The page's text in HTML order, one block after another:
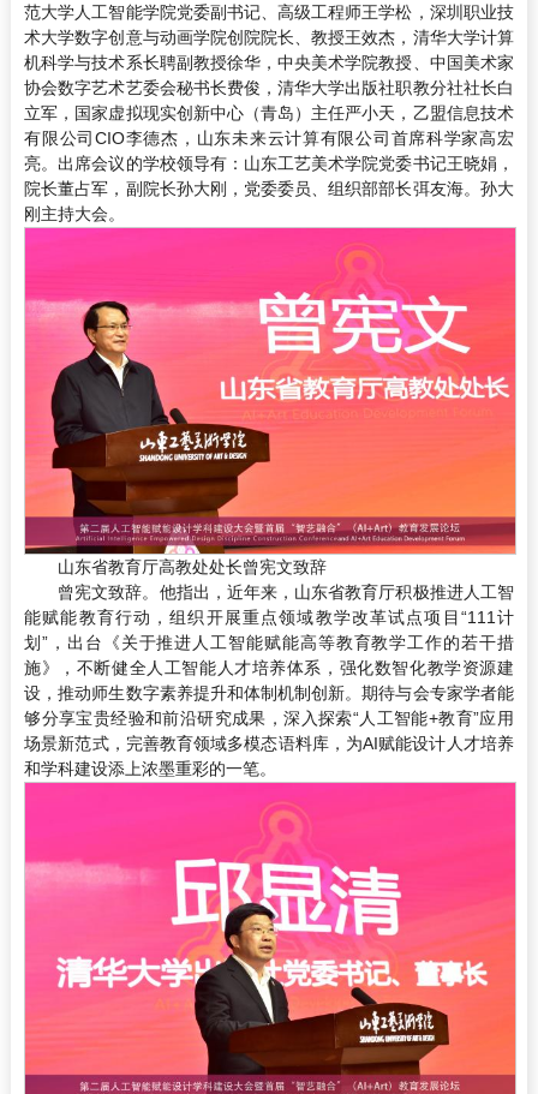
范大学人工智能学院党委副书记、高级工程师王学松，深圳职业技
术大学数字创意与动画学院创院院长、教授王效杰，清华大学计算
机科学与技术系长聘副教授徐华，中央美术学院教授、中国美术家
协会数字艺术艺委会秘书长费俊，清华大学出版社职教分社社长白
立军，国家虚拟现实创新中心（青岛）主任严小天，乙盟信息技术
有限公司CIO李德杰，山东未来云计算有限公司首席科学家高宏
亮。出席会议的学校领导有：山东工艺美术学院党委书记王晓娟，
院长董占军，副院长孙大刚，党委委员、组织部部长弭友海。孙大
刚主持大会。
山东省教育厅高教处处长曾宪文致辞
曾宪文致辞。他指出，近年来，山东省教育厅积极推进人工智
能赋能教育行动，组织开展重点领域教学改革试点项目“111计
划”，出台《关于推进人工智能赋能高等教育教学工作的若干措
施》，不断健全人工智能人才培养体系，强化数智化教学资源建
设，推动师生数字素养提升和体制机制创新。期待与会专家学者能
够分享宝贵经验和前沿研究成果，深入探索“人工智能+教育”应用
场景新范式，完善教育领域多模态语料库，为AI赋能设计人才培养
和学科建设添上浓墨重彩的一笔。